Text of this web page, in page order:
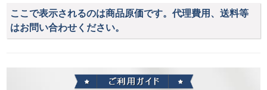
ここで表示されるのは商品原価です。代理費用、送料等
はお問い合わせください。